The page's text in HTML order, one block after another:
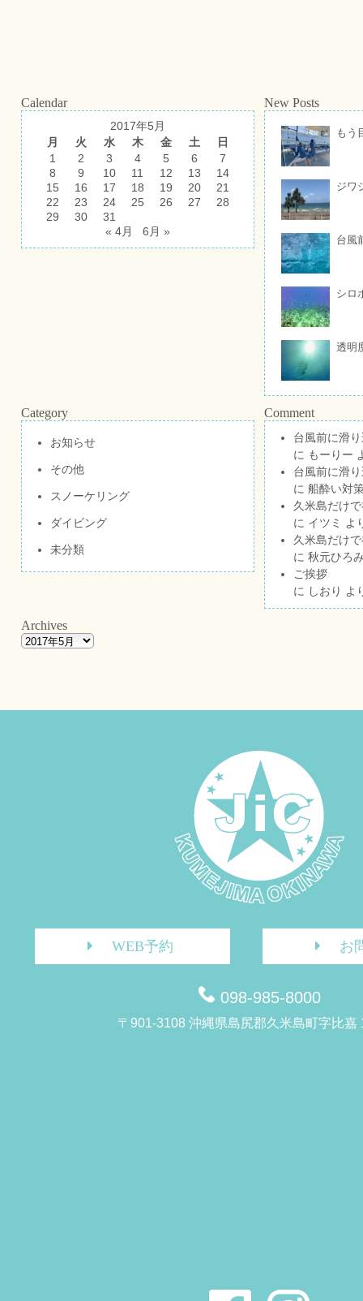
Calendar
2017年5月
月
火 水 木 金 土
日
1
2 3 4 5 6
7
8
9 10 11 12 13
14
15
16 17 18 19 20
21
22
23 24 25 26 27
28
29
30
31
« 4月
6月 »
New Posts
もう
ジワ
台風
シロ
透明
Category
お知らせ
その他
スノーケリング
ダイビング
未分類
Comment
台風前に滑
に もーりー
台風前に滑
に 船酔い対
久米島だけ
に イツミ
よ
久米島だけ
に 秋元ひろ
ご挨拶
に しおり よ
Archives
WEB予約 お
098-985-8000
〒901-3108 沖縄県島尻郡久米島町字比嘉